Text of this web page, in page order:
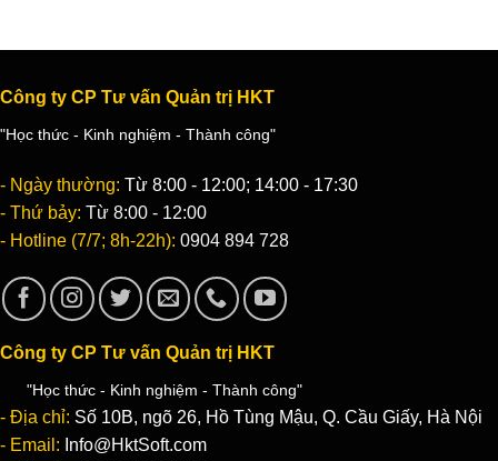
Công ty CP Tư vấn Quản trị HKT
"Học thức - Kinh nghiệm - Thành công"
- Ngày thường: Từ 8:00 - 12:00; 14:00 - 17:30
- Thứ bảy: Từ 8:00 - 12:00
- Hotline (7/7; 8h-22h): 0904 894 728
Công ty CP Tư vấn Quản trị HKT
"Học thức - Kinh nghiệm - Thành công"
- Địa chỉ: Số 10B, ngõ 26, Hồ Tùng Mậu, Q. Cầu Giấy, Hà Nội
- Email: Info@HktSoft.com